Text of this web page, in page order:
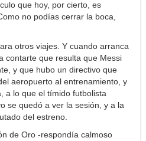
que hoy, por cierto, es
no podías cerrar la boca,
otros viajes. Y cuando arranca
contarte que resulta que Messi
y que hubo un directivo que
aeropuerto al entrenamiento, y
a lo que el tímido futbolista
se quedó a ver la sesión, y a la
del estreno.
de Oro -respondía calmoso